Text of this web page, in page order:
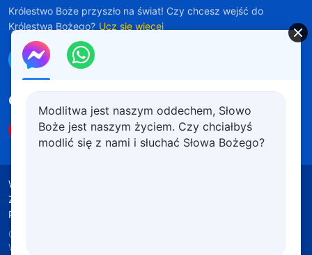
Królestwo Boże przyszło na świat! Czy chcesz wejść do
Królestwa Bożego? Ucz się więcej
Połącz się z nami w Messengerze
Obserwuj nas
Warunki korzystania
Źródła wykorzystanych materiałów
Polityka plików cookie
Copyright © 2026
Wszechmogącego.
Modlitwa jest naszym oddechem, Słowo
Boże jest naszym życiem. Czy chciałbyś
modlić się z nami i słuchać Słowa Bożego?